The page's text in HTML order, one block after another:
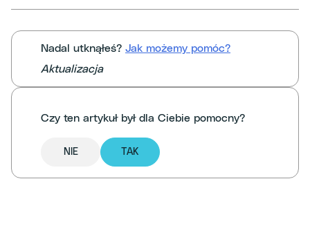
po
artykułach
Nadal utknąłeś? Jak możemy pomóc?
Aktualizacja
Czy ten artykuł był dla Ciebie pomocny?
NIE TAK